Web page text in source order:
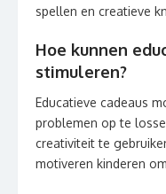
spellen en creatieve
Hoe kunnen
stimuleren?
Educatieve cadeaus
problemen op te
creativiteit te
motiveren kinderen